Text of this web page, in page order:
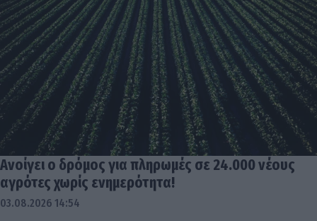
Ανοίγει ο δρόμος για πληρωμές σε 24.000 νέους
αγρότες χωρίς ενημερότητα!
03.08.2026 14:54